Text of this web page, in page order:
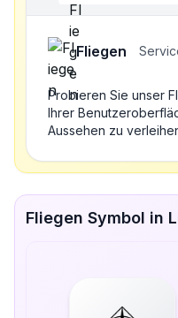
Fliegen
Probieren Sie unser
Ihrer
Aussehen zu
Fliegen Symbol in